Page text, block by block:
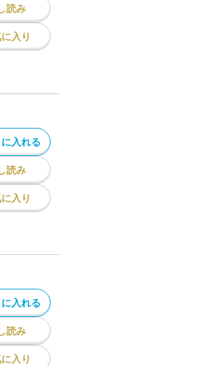
読み
入り
入れる
読み
入り
入れる
読み
入り